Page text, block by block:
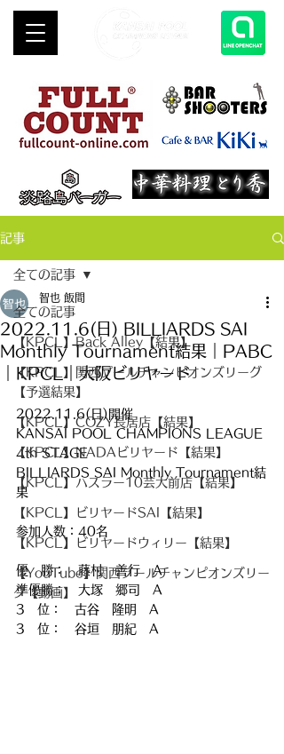
記事
全ての記事
【KPCL】Back Alley【結果】
【KPCL】関西プールチャンピオンズリーグ
【予選結果】
【KPCL】COZY長居店【結果】
【KPCL】NADAビリヤード【結果】
【KPCL】ハスラー10芸大前店【結果】
【KPCL】ビリヤードSAI【結果】
【KPCL】ビリヤードウィリー【結果】
【YouTube】関西プールチャンピオンズリー
グ【動画】
全ての記事
2022.11.6(日) BILLIARDS SAI
Monthly Tournament結果｜PABC
｜KPCL｜大阪ビリヤード
智也 飯間
2022.11.6(日)開催
KANSAI POOL CHAMPIONS LEAGUE
4th STAGE
BILLIARDS SAI Monthly Tournament結
果
参加人数：40名
優　勝：　藤村　善行　A
準優勝：　大塚　郷司　A
3　位：　古谷　隆明　A
3　位：　谷垣　朋紀　A